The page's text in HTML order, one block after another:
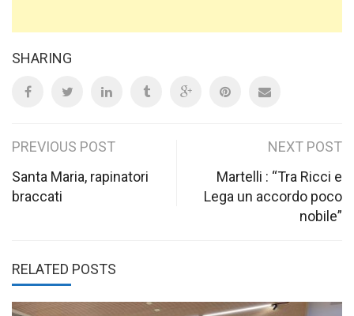
SHARING
Post
navigation
PREVIOUS POST
Santa Maria, rapinatori
braccati
NEXT POST
Martelli : “Tra Ricci e
Lega un accordo poco
nobile”
RELATED POSTS